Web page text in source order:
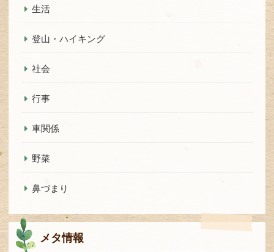
生活
登山・ハイキング
社会
行事
車関係
野菜
鼻づまり
メタ情報